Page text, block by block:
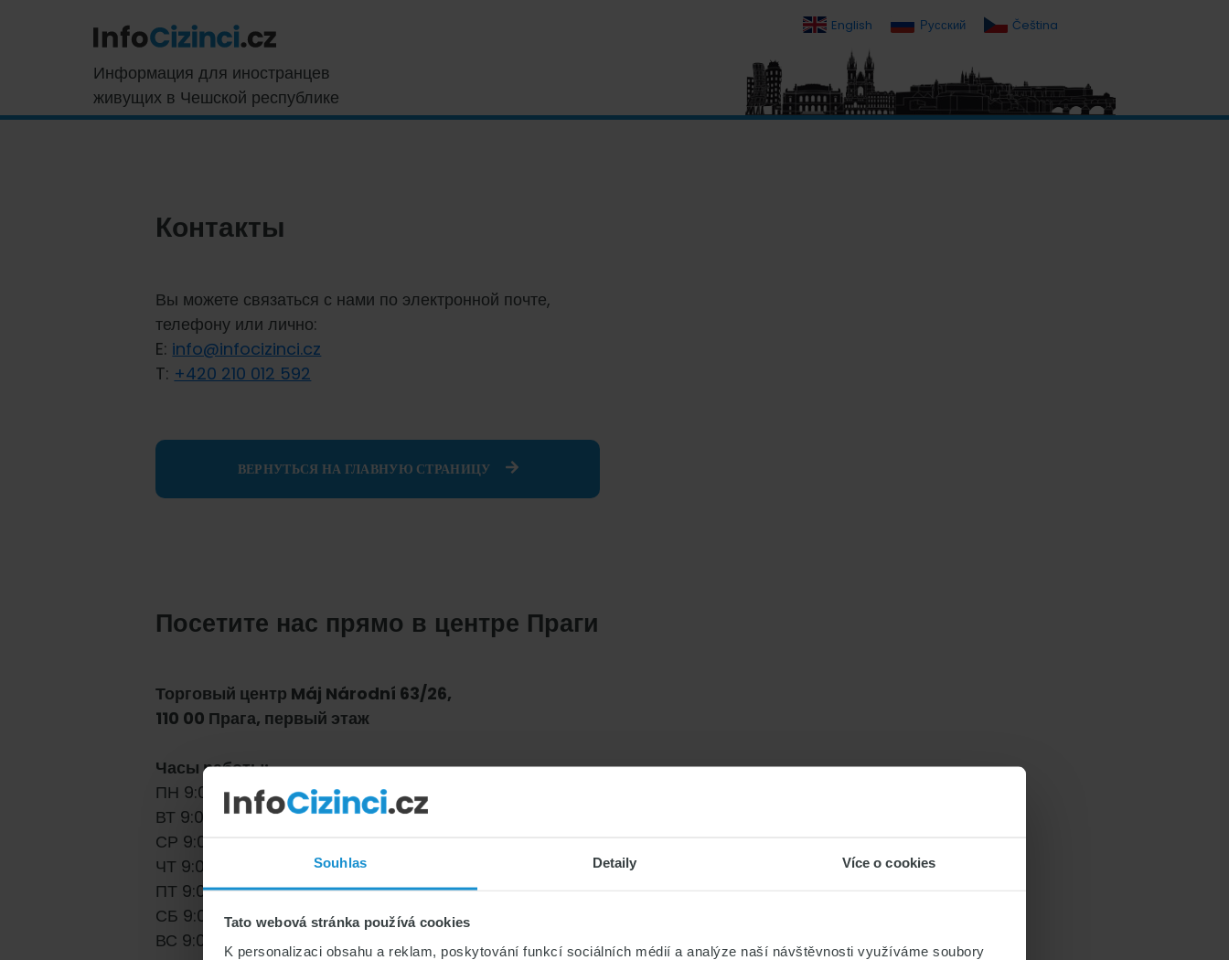
Souhlas Detaily Více o cookies
Tato webová stránka používá cookies
K personalizaci obsahu a reklam, poskytování funkcí sociálních médií a analýze naší návštěvnosti využíváme soubory
InfoCizinci.cz
Информация для иностранцев
живущих в Чешской республике
English Русский Čeština
Контакты
Вы можете связаться с нами по электронной почте,
телефону или лично:
E: info@infocizinci.cz
T: +420 210 012 592
ВЕРНУТЬСЯ НА ГЛАВНУЮ СТРАНИЦУ
Посетите нас прямо в центре Праги
Торговый центр Máj Národní 63/26,
110 00 Прага, первый этаж
Часы работы:
ПН 9:00–19:00
ВТ 9:00–19:00
СР 9:00–19:00
ЧТ 9:00–19:00
ПТ 9:00–19:00
СБ 9:00–19:00
ВС 9:00–19:00